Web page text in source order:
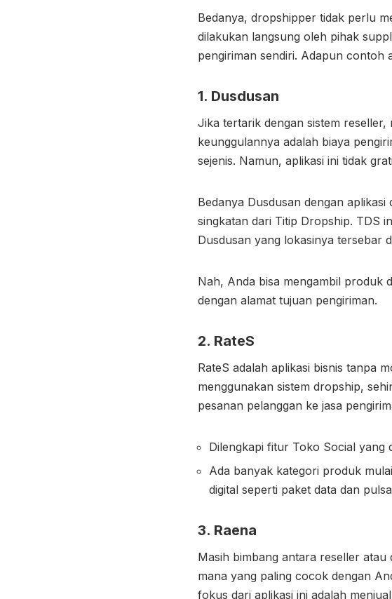
Bedanya, dropshipper tidak perlu
dilakukan langsung oleh pihak
pengiriman sendiri. Adapun contoh
1. Dusdusan
Jika tertarik dengan sistem reseller,
keunggulannya adalah biaya
sejenis. Namun, aplikasi ini tidak
Bedanya Dusdusan dengan
singkatan dari Titip Dropship. TDS
Dusdusan yang lokasinya tersebar
Nah, Anda bisa mengambil produk
dengan alamat tujuan pengiriman.
2. RateS
RateS adalah aplikasi bisnis tanpa
menggunakan sistem dropship,
pesanan pelanggan ke jasa
Dilengkapi fitur Toko Social yang
Ada banyak kategori produk
digital seperti paket data dan
3. Raena
Masih bimbang antara reseller
mana yang paling cocok dengan
fokus dari aplikasi ini adalah